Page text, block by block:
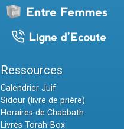
Ressources
Calendrier Juif
Sidour (livre de prière)
Horaires de Chabbath
Livres Torah-Box